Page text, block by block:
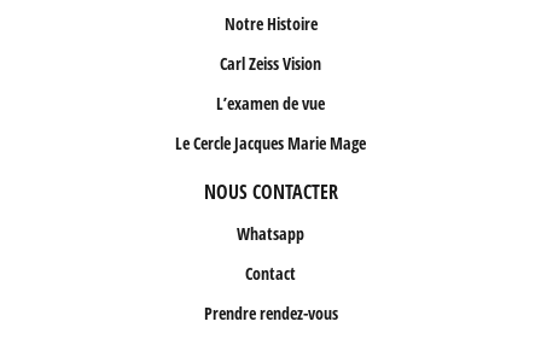
Notre Histoire
Carl Zeiss Vision
L’examen de vue
Le Cercle Jacques Marie Mage
NOUS CONTACTER
Whatsapp
Contact
Prendre rendez-vous